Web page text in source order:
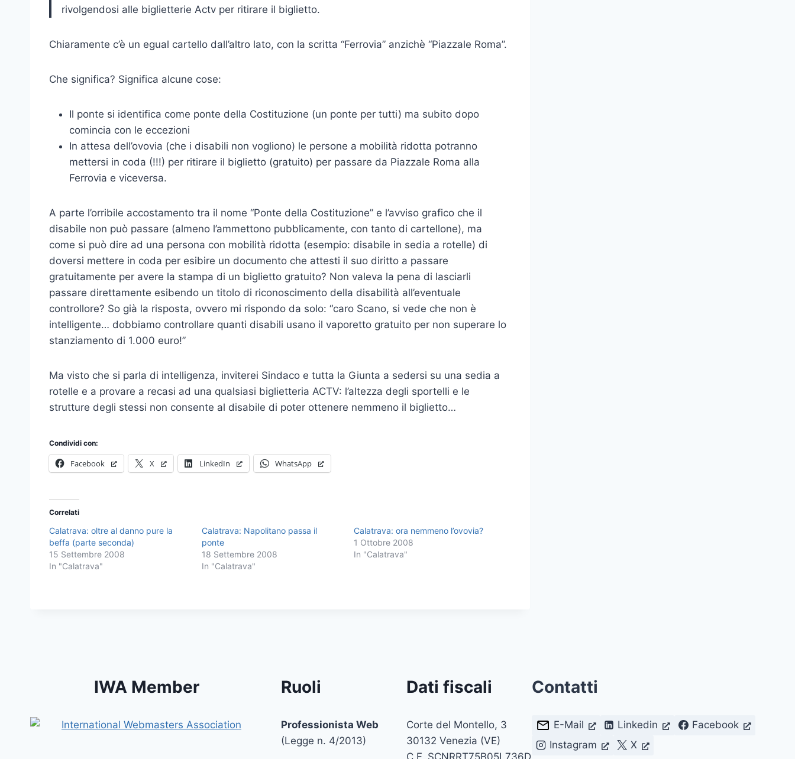
rivolgendosi alle biglietterie Actv per ritirare il biglietto.
Chiaramente c’è un egual cartello dall’altro lato, con la scritta “Ferrovia” anzichè “Piazzale Roma”.
Che significa? Significa alcune cose:
Il ponte si identifica come ponte della Costituzione (un ponte per tutti) ma subito dopo
comincia con le eccezioni
In attesa dell’ovovia (che i disabili non vogliono) le persone a mobilità ridotta potranno
mettersi in coda (!!!) per ritirare il biglietto (gratuito) per passare da Piazzale Roma alla
Ferrovia e viceversa.
A parte l’orribile accostamento tra il nome “Ponte della Costituzione” e l’avviso grafico che il
disabile non può passare (almeno l’ammettono pubblicamente, con tanto di cartellone), ma
come si può dire ad una persona con mobilità ridotta (esempio: disabile in sedia a rotelle) di
doversi mettere in coda per esibire un documento che attesti il suo diritto a passare
gratuitamente per avere la stampa di un biglietto gratuito? Non valeva la pena di lasciarli
passare direttamente esibendo un titolo di riconoscimento della disabilità all’eventuale
controllore? So già la risposta, ovvero mi rispondo da solo: “caro Scano, si vede che non è
intelligente… dobbiamo controllare quanti disabili usano il vaporetto gratuito per non superare lo
stanziamento di 1.000 euro!”
Ma visto che si parla di intelligenza, inviterei Sindaco e tutta la Giunta a sedersi su una sedia a
rotelle e a provare a recasi ad una qualsiasi biglietteria ACTV: l’altezza degli sportelli e le
strutture degli stessi non consente al disabile di poter ottenere nemmeno il biglietto…
Condividi con:
Facebook X LinkedIn WhatsApp
Correlati
Calatrava: oltre al danno pure la
beffa (parte seconda)
15 Settembre 2008
In "Calatrava"
Calatrava: Napolitano passa il
ponte
18 Settembre 2008
In "Calatrava"
Calatrava: ora nemmeno l’ovovia?
1 Ottobre 2008
In "Calatrava"
IWA Member Ruoli
Professionista Web
(Legge n. 4/2013)
Dati fiscali
Corte del Montello, 3
30132 Venezia (VE)
C.F. SCNRRT75B05L736D
Contatti
E-Mail Linkedin
Facebook
Instagram
X